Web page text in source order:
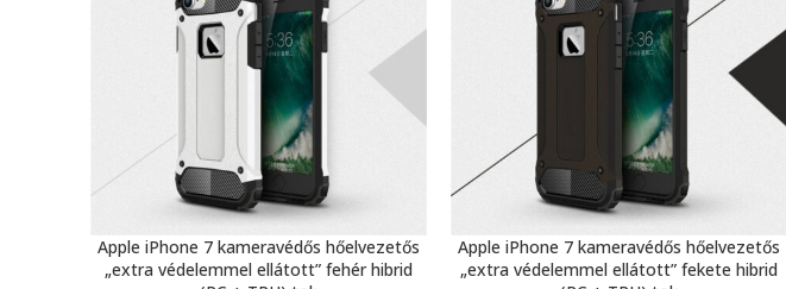
Apple iPhone 7 kameravédős hőelvezetős
„extra védelemmel ellátott” fehér hibrid
Apple iPhone 7 kameravédős hőelvezetős
„extra védelemmel ellátott” fekete hibrid